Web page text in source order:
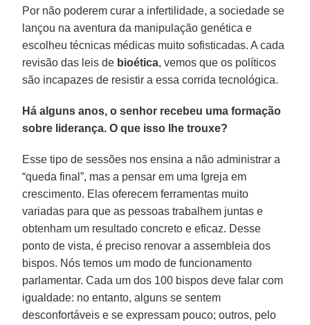
Por não poderem curar a infertilidade, a sociedade se
lançou na aventura da manipulação genética e
escolheu técnicas médicas muito sofisticadas. A cada
revisão das leis de bioética, vemos que os políticos
são incapazes de resistir a essa corrida tecnológica.
Há alguns anos, o senhor recebeu uma formação
sobre liderança. O que isso lhe trouxe?
Esse tipo de sessões nos ensina a não administrar a
“queda final”, mas a pensar em uma Igreja em
crescimento. Elas oferecem ferramentas muito
variadas para que as pessoas trabalhem juntas e
obtenham um resultado concreto e eficaz. Desse
ponto de vista, é preciso renovar a assembleia dos
bispos. Nós temos um modo de funcionamento
parlamentar. Cada um dos 100 bispos deve falar com
igualdade: no entanto, alguns se sentem
desconfortáveis e se expressam pouco; outros, pelo